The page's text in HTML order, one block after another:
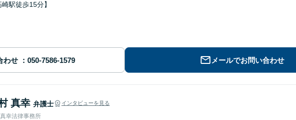
崎駅徒歩15分】
わせ メールでお問い合わせ
真幸 弁護士 インタビューを見る
幸法律事務所